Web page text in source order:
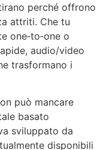
perché offrono
attriti. Che tu
one‑to‑one o
audio/video
trasformano i
può mancare
basato
sviluppato da
disponibili